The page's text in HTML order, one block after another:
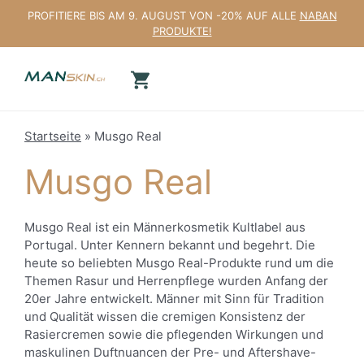
springen
PROFITIERE BIS AM 9. AUGUST VON -20% AUF ALLE NABAN
PRODUKTE!
Startseite » Musgo Real
Musgo Real
Musgo Real ist ein Männerkosmetik Kultlabel aus
Portugal. Unter Kennern bekannt und begehrt. Die
heute so beliebten Musgo Real-Produkte rund um die
Themen Rasur und Herrenpflege wurden Anfang der
20er Jahre entwickelt. Männer mit Sinn für Tradition
und Qualität wissen die cremigen Konsistenz der
Rasiercremen sowie die pflegenden Wirkungen und
maskulinen Duftnuancen der Pre- und Aftershave-